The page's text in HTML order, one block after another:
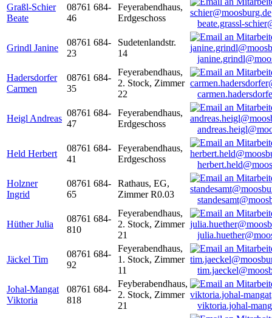
Graßl-Schier
Beate
08761 684-
46
Feyerabendhaus,
Erdgeschoss
beate.grassl-
Grindl Janine
08761 684-
23
Sudetenlandstr.
14
Hadersdorfer
Carmen
08761 684-
35
Feyerabendhaus,
2. Stock, Zimmer
22
Heigl Andreas
08761 684-
47
Feyerabendhaus,
Erdgeschoss
Held Herbert
08761 684-
41
Feyerabendhaus,
Erdgeschoss
Holzner
Ingrid
08761 684-
65
Rathaus, EG,
Zimmer R0.03
Hüther Julia
08761 684-
810
Feyerabendhaus,
2. Stock, Zimmer
21
Jäckel Tim
08761 684-
92
Feyerabendhaus,
1. Stock, Zimmer
11
Johal-Mangat
Viktoria
08761 684-
818
Feyberabendhaus,
2. Stock, Zimmer
21
viktoria.johal-